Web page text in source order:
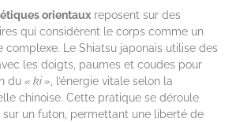
orientaux reposent sur des
qui considèrent le corps comme un
complexe. Le Shiatsu japonais utilise des
les doigts, paumes et coudes pour
du « ki » , l’énergie vitale selon la
chinoise. Cette pratique se déroule
un futon, permettant une liberté de